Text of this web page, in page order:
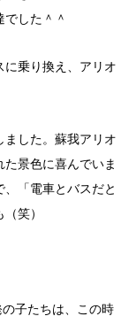
した＾＾
乗り換え、アリオ
した。蘇我アリオ
景色に喜んでいま
「電車とバスだと
笑）
の子たちは、この時